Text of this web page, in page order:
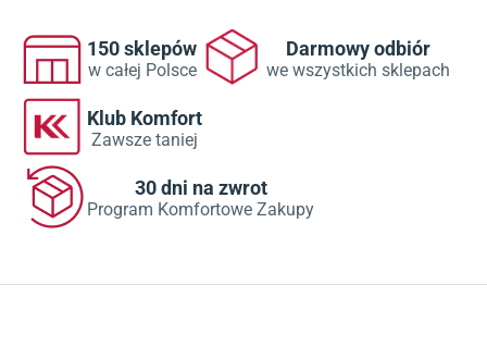
150 sklepów
w całej Polsce
Darmowy odbiór
we wszystkich sklepach
Klub Komfort
Zawsze taniej
30 dni na zwrot
Program Komfortowe Zakupy